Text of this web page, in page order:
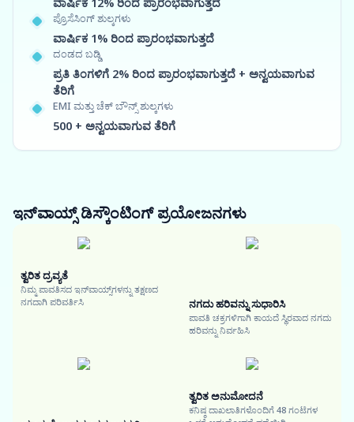
ಪ್ರೊಸೆಸಿಂಗ್ ಶುಲ್ಕಗಳು
ವಾರ್ಷಿಕ 1% ರಿಂದ ಪ್ರಾರಂಭವಾಗುತ್ತದೆ
ದಂಡದ ಬಡ್ಡಿ
ಪ್ರತಿ ತಿಂಗಳಿಗೆ 2% ರಿಂದ ಪ್ರಾರಂಭವಾಗುತ್ತದೆ + ಅನ್ವಯವಾಗುವ
ತೆರಿಗೆ
EMI ಮತ್ತು ಚೆಕ್ ಬೌನ್ಸ್ ಶುಲ್ಕಗಳು
500 + ಅನ್ವಯವಾಗುವ ತೆರಿಗೆ
ಇನ್‌ವಾಯ್ಸ್ ಡಿಸ್ಕೌಂಟಿಂಗ್ಪ್ರಯೋಜನಗಳು
ತ್ವರಿತ ದ್ರವ್ಯತೆ
ನಿಮ್ಮ ಪಾವತಿಸದ ಇನ್‌ವಾಯ್ಸ್‌ಗಳನ್ನು ತಕ್ಷಣದ
ನಗದಾಗಿ ಪರಿವರ್ತಿಸಿ
ನಗದು ಹರಿವನ್ನು ಸುಧಾರಿಸಿ
ಪಾವತಿ ಚಕ್ರಗಳಿಗಾಗಿ ಕಾಯದೆ ಸ್ಥಿರವಾದ ನಗದು
ಹರಿವನ್ನು ನಿರ್ವಹಿಸಿ
ತ್ವರಿತ ಅನುಮೋದನೆ
ಕನಿಷ್ಠ ದಾಖಲಾತಿಗಳೊಂದಿಗೆ 48 ಗಂಟೆಗಳ